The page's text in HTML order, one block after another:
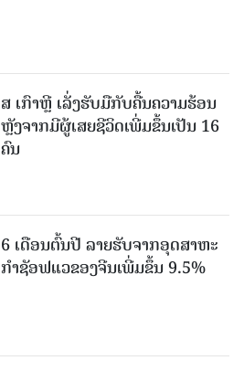
ສ ເກົາຫຼີ ເລັ່ງຮັບມືກັບຄື້ນຄວາມຮ້ອນ
ຫຼັງຈາກມີຜູ້ເສຍຊີວິດເພີ່ມຂຶ້ນເປັນ 16
ຄົນ
6 ເດືອນຕົ້ນປີ ລາຍຮັບຈາກອຸດສາຫະ
ກຳຊັອຟແວຂອງຈີນເພີ່ມຂຶ້ນ 9.5%